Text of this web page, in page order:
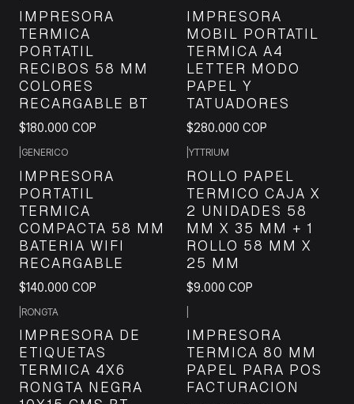
IMPRESORA
TERMICA
PORTATIL
RECIBOS 58 MM
COLORES
RECARGABLE BT
$180.000 COP
IMPRESORA
MOBIL PORTATIL
TERMICA A4
LETTER MODO
PAPEL Y
TATUADORES
$280.000 COP
GENERICO
IMPRESORA
PORTATIL
TERMICA
COMPACTA 58 MM
BATERIA WIFI
RECARGABLE
$140.000 COP
YTTRIUM
ROLLO PAPEL
TERMICO CAJA X
2 UNIDADES 58
MM X 35 MM + 1
ROLLO 58 MM X
25 MM
$9.000 COP
RONGTA
IMPRESORA DE
ETIQUETAS
TERMICA 4X6
RONGTA NEGRA
IMPRESORA
TERMICA 80 MM
PAPEL PARA POS
FACTURACION